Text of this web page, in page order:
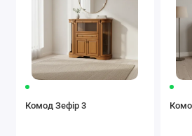
Комод Зефір 3